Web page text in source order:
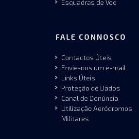
Esquadras de Voo
FALE CONNOSCO
Contactos Úteis
Envie-nos um e-mail
Links Úteis
Proteção de Dados
Canal de Denúncia
Utilização Aeródromos
Militares